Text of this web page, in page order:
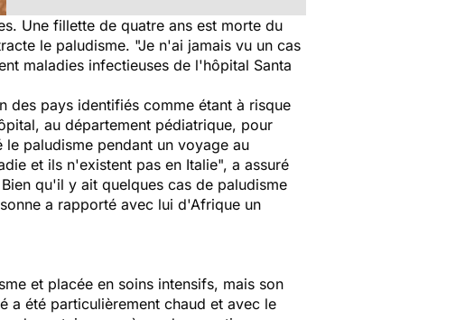
Une fillette de quatre ans est morte du
le paludisme. "Je n'ai jamais vu un cas
maladies infectieuses de l'hôpital Santa
des pays identifiés comme étant à risque
au département pédiatrique, pour
paludisme pendant un voyage au
et ils n'existent pas en Italie", a assuré
qu'il y ait quelques cas de paludisme
a rapporté avec lui d'Afrique un
et placée en soins intensifs, mais son
a été particulièrement chaud et avec le